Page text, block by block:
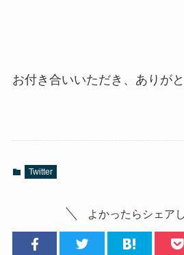
お付き合いいただき、ありが
Twitter
よかったらシェア